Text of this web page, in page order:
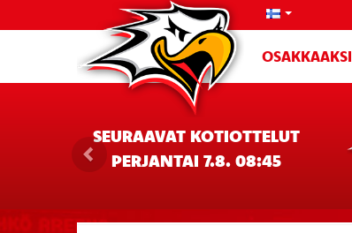
OSAKKAAKSI
SEURAAVAT KOTIOTTELUT
PERJANTAI 7.8. 08:45